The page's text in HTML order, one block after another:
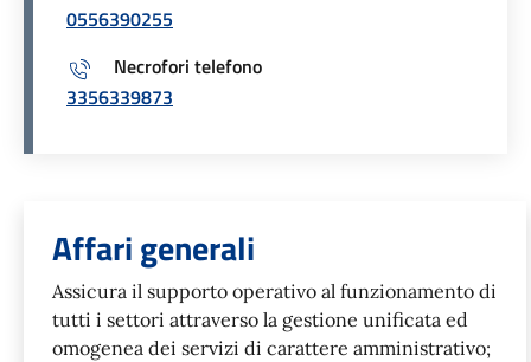
0556390255
Necrofori telefono
3356339873
Unità organizzativa
Affari generali
Assicura il supporto operativo al funzionamento di
tutti i settori attraverso la gestione unificata ed
omogenea dei servizi di carattere amministrativo;